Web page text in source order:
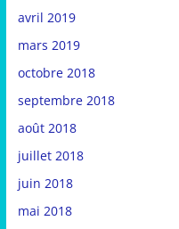
avril 2019
mars 2019
octobre 2018
septembre 2018
août 2018
juillet 2018
juin 2018
mai 2018